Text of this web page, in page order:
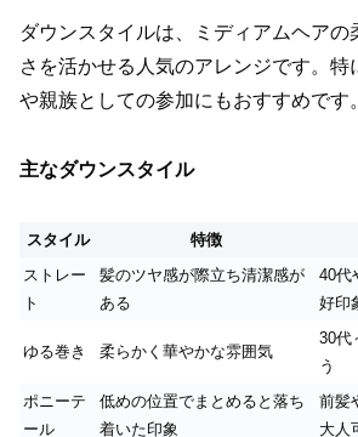
ダウンスタイルは、ミディアムヘアの
さを活かせる人気のアレンジです。特
や親族としての参加にもおすすめです。
主なダウンスタイル
スタイル 特徴
ストレー
ト
髪のツヤ感が際立ち清潔感が
ある
40代
好印
ゆる巻き 柔らかく華やかな雰囲気
30代
う
ポニーテ
ール
低めの位置でまとめると落ち
着いた印象
前髪
大人